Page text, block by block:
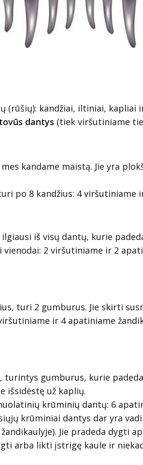
(rūšių): kandžiai, iltiniai, kapliai
dantys (tiek viršutiniame
kandame maistą. Jie yra
po 8 kandžius: 4 viršutiniame
iš visų dantų, kurie
2 viršutiniame ir 2
turi 2 gumburus. Jie skirti
ir 4 apatiniame
turintys gumburus, kurie
išsidėstę už kaplių.
krūminių dantų: 6
krūminiai dantys dar yra
Jie pradeda dygti
arba likti įstrigę kaule ir